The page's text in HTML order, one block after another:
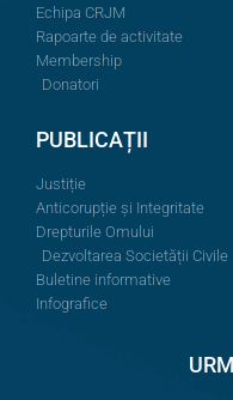
Echipa CRJM
Rapoarte de activitate
Membership
Donatori
PUBLICAȚII
Justiție
Anticorupție și Integritate
Drepturile Omului
Dezvoltarea Societății Civile
Buletine informative
Infografice